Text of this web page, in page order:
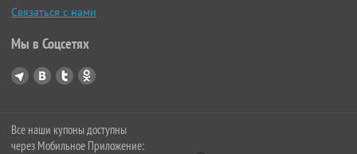
Связаться с нами
Мы в Соцсетях
Все наши купоны доступны
через Мобильное Приложение: